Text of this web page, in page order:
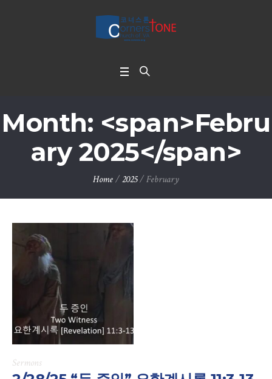
Month: <span>Febru
ary 2025</span>
Home/2025/February
Sermons